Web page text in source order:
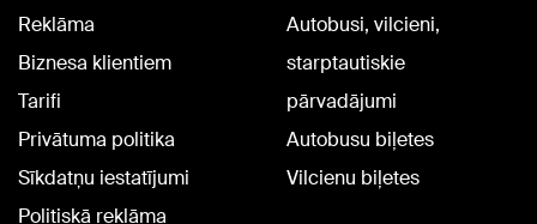
Reklāma
Biznesa klientiem
Tarifi
Privātuma politika
Sīkdatņu iestatījumi
Politiskā reklāma
Autobusi, vilcieni,
starptautiskie
pārvadājumi
Autobusu biļetes
Vilcienu biļetes